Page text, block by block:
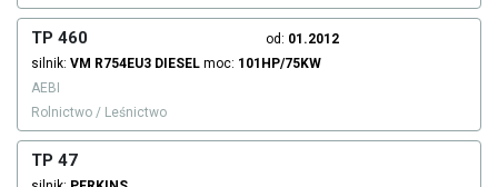
TP 460 od: 01.2012
silnik: VM R754EU3 DIESEL moc: 101HP/75KW
AEBI
Rolnictwo / Leśnictwo
TP 47